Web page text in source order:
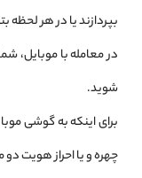
بپردازند یا در هر
در معامله با موبایل،
شوید.
برای اینکه به گوشی
چهره و یا احراز هویت دو